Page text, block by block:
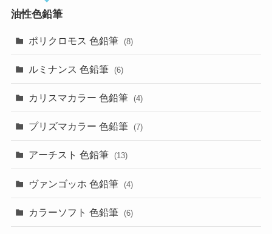
油性色鉛筆
ポリクロモス 色鉛筆 (8)
ルミナンス 色鉛筆 (6)
カリスマカラー 色鉛筆 (4)
プリズマカラー 色鉛筆 (7)
アーチスト 色鉛筆 (13)
ヴァンゴッホ 色鉛筆 (4)
カラーソフト 色鉛筆 (6)